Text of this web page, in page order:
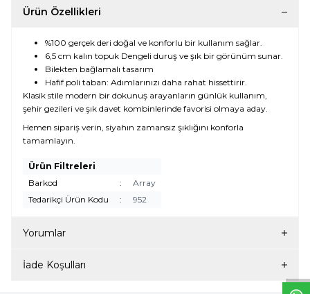
Ürün Özellikleri
%100 gerçek deri doğal ve konforlu bir kullanım sağlar.
6,5 cm kalın topuk Dengeli duruş ve şık bir görünüm sunar.
Bilekten bağlamalı tasarım
Hafif poli taban: Adımlarınızı daha rahat hissettirir.
Klasik stile modern bir dokunuş arayanların günlük kullanım,
şehir gezileri ve şık davet kombinlerinde favorisi olmaya aday.
Hemen sipariş verin, siyahın zamansız şıklığını konforla
tamamlayın.
Ürün Filtreleri
Barkod
:
Array
Tedarikçi Ürün Kodu
: 952
Yorumlar
İade Koşulları